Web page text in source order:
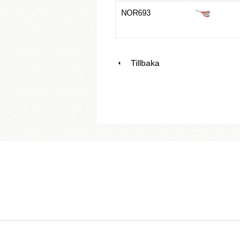
NOR693
Tillbaka